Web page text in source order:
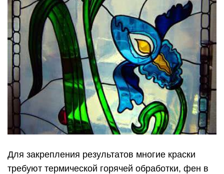
Для закрепления результатов многие краски
требуют термической горячей обработки, фен в